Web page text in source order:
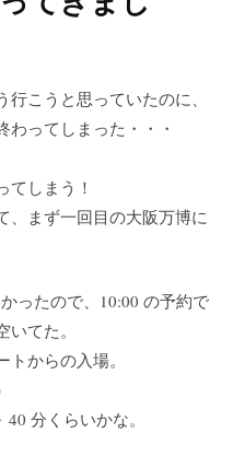
こうと思っていたのに、
わってしまった・・・
てしまう！
、まず一回目の大阪万博に
ったので、10:00 の予約で
てた。
からの入場。
分くらいかな。